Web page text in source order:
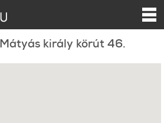
király körút 46.